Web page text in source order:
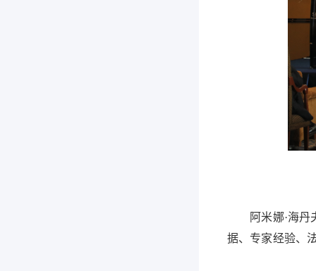
阿米娜·海丹夫
据、专家经验、